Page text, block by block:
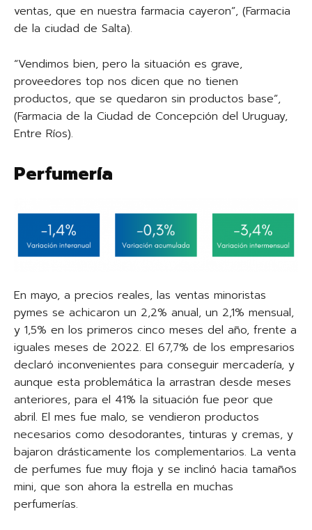
ventas, que en nuestra farmacia cayeron”, (Farmacia
de la ciudad de Salta).
“Vendimos bien, pero la situación es grave,
proveedores top nos dicen que no tienen
productos, que se quedaron sin productos base”,
(Farmacia de la Ciudad de Concepción del Uruguay,
Entre Ríos).
Perfumería
En mayo, a precios reales, las ventas minoristas
pymes se achicaron un 2,2% anual, un 2,1% mensual,
y 1,5% en los primeros cinco meses del año, frente a
iguales meses de 2022. El 67,7% de los empresarios
declaró inconvenientes para conseguir mercadería, y
aunque esta problemática la arrastran desde meses
anteriores, para el 41% la situación fue peor que
abril. El mes fue malo, se vendieron productos
necesarios como desodorantes, tinturas y cremas, y
bajaron drásticamente los complementarios. La venta
de perfumes fue muy floja y se inclinó hacia tamaños
mini, que son ahora la estrella en muchas
perfumerías.